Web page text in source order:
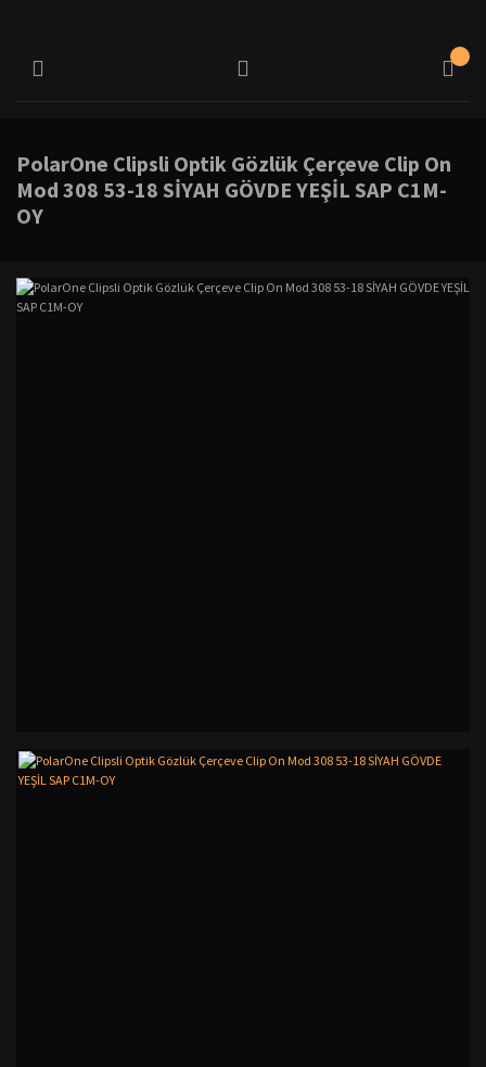
PolarOne Clipsli Optik Gözlük Çerçeve Clip On
Mod 308 53-18 SİYAH GÖVDE YEŞİL SAP C1M-
OY